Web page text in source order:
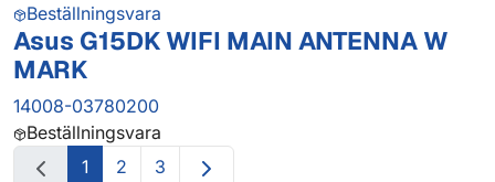
Beställningsvara
Asus G15DK WIFI MAIN ANTENNA W
MARK
14008-03780200
Beställningsvara
1
2 3